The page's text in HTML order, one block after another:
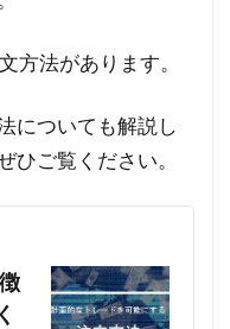
方法があります。
についても解説し
ひご覧ください。